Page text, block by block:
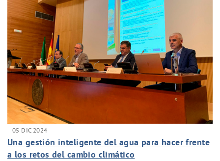
05 DIC 2024
Una gestión inteligente del agua para hacer frente
a los retos del cambio climático